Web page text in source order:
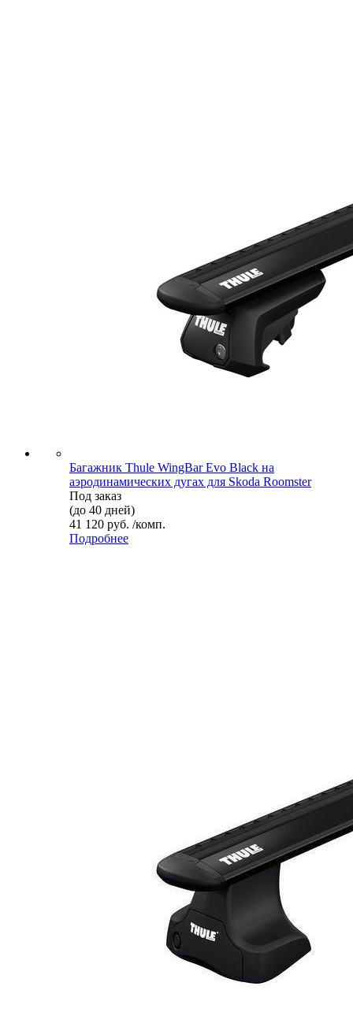
Багажник Thule WingBar Evo Black на
аэродинамических дугах для Skoda Roomster
Под заказ
(до 40 дней)
41 120 руб. /комп.
Подробнее